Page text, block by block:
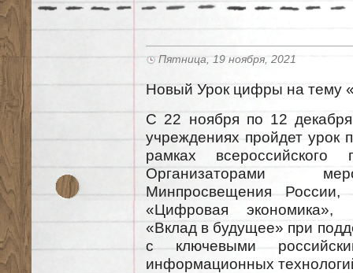
Пятница, 19 ноября, 2021
Новый Урок цифры на тему
С 22 ноября по 12
учреждениях пройдет урок
рамках
Организаторами
Минпросвещения
«Цифровая экономика»,
«Вклад в будущее» при
с ключевыми
информационных